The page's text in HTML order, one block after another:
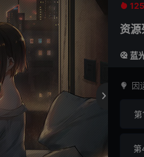


资源
 蓝
因
第